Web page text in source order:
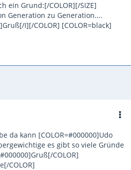
ein Grund:[/COLOR][/SIZE]
Generation zu Generation....
I][/COLOR] [COLOR=black]
da kann [COLOR=#000000]Udo
es gibt so viele Gründe
COLOR]
COLOR]